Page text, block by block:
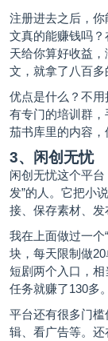
注册进去之后，
文真的能赚钱吗
天给你算好收益
文，就拿了八百多
优点是什么？不
有专门的培训群
茄书库里的内容，
3、闲创无忧
闲创无忧这个平
发”的人。它把小
接、保存素材、发
我在上面做过一个
块，每天限制做
短剧两个入口，
任务就赚了130多。
平台还有很多门
辑、看广告等。